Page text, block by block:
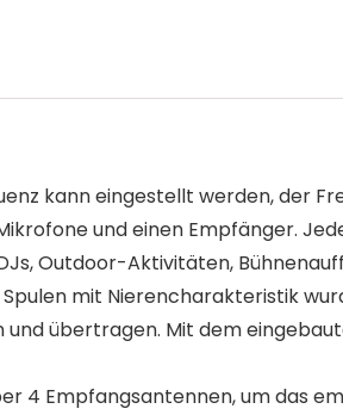
kann eingestellt werden, der
und einen Empfänger.
Outdoor-Aktivitäten,
mit Nierencharakteristik
übertragen. Mit dem
4 Empfangsantennen, um das